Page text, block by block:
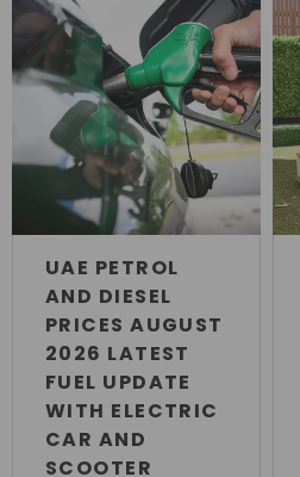
UAE PETROL
AND DIESEL
PRICES AUGUST
2026 LATEST
FUEL UPDATE
WITH ELECTRIC
CAR AND
SCOOTER